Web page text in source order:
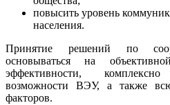
повысить уровень
населения.
Принятие решений по
основываться на
эффективности,
возможности ВЭУ, а также
факторов.